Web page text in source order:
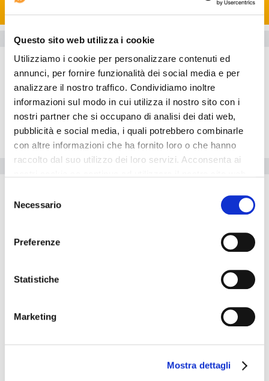
Questo sito web utilizza i cookie
Utilizziamo i cookie per personalizzare contenuti ed
annunci, per fornire funzionalità dei social media e per
analizzare il nostro traffico. Condividiamo inoltre
informazioni sul modo in cui utilizza il nostro sito con i
nostri partner che si occupano di analisi dei dati web,
pubblicità e social media, i quali potrebbero combinarle
con altre informazioni che ha fornito loro o che hanno
raccolto dal suo utilizzo dei loro servizi. Acconsenta ai
delNecessario
Preferenze
Statistiche
Marketing
Mostra dettagli
CERRAR
Información del hotel
Habitaciones
Restaurante
Exterior
Sala
Situación
Servicios del Hotel
Inicio del check-in: --:--
El hotel resulta ideal para aquellos que viajan en coche. Dentro
delHotel Cocodimama Charming Resort
hay una agencia de
está adaptado para minusválidos. La propiedad está totalmente
equipada con una sala de conferencias. El hotel ofrece una
piscina climatizada. El alojamiento es un vivienda adecuada para
huéspedes podrán utilizar el restaurante del hotel. Este
establecimiento ofrece una conexión rápida a Internet. El hotel es
Cocodimama Charming Resort ofrece servicio de lavandería. El
servicio de mini-bus hasta el centro de la ciudad. El hotel es